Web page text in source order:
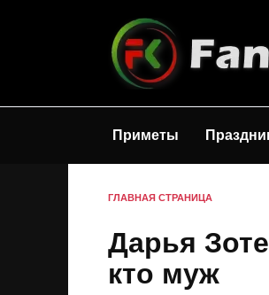
Приметы
ГЛАВНАЯ СТРАНИЦА
Дарья
кто муж